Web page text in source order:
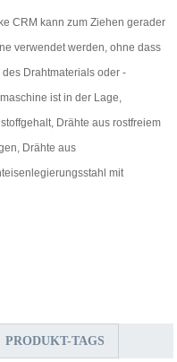
CRM kann zum Ziehen gerader
verwendet werden, ohne dass
Drahtmaterials oder -
ist in der Lage,
Drähte aus rostfreiem
Drähte aus
mit
PRODUKT-TAGS